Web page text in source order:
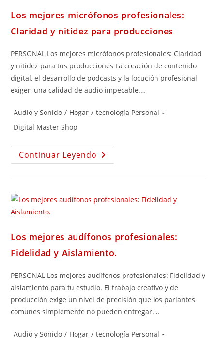
Los mejores micrófonos profesionales:
Claridad y nitidez para producciones
PERSONAL Los mejores micrófonos profesionales: Claridad
y nitidez para tus producciones La creación de contenido
digital, el desarrollo de podcasts y la locución profesional
exigen una calidad de audio impecable.…
Audio y Sonido / Hogar / tecnología Personal
Digital Master Shop
Continuar Leyendo
Los mejores audífonos profesionales:
Fidelidad y Aislamiento.
PERSONAL Los mejores audífonos profesionales: Fidelidad y
aislamiento para tu estudio. El trabajo creativo y de
producción exige un nivel de precisión que los parlantes
comunes simplemente no pueden entregar.…
Audio y Sonido / Hogar / tecnología Personal